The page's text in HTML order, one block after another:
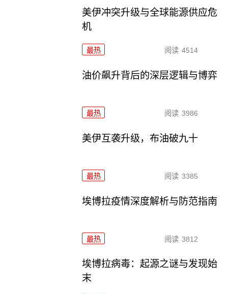
美伊冲突升级与全球能源供应危
机
最热 阅读 4514
油价飙升背后的深层逻辑与博弈
最热 阅读 3986
美伊互袭升级，布油破九十
最热 阅读 3385
埃博拉疫情深度解析与防范指南
最热 阅读 3812
埃博拉病毒：起源之谜与发现始
末